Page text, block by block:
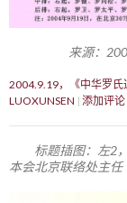
来源：
2004.9.19，《中华罗
LUOXUNSEN 添加评论
标题插图：左2
本会北京联络处主